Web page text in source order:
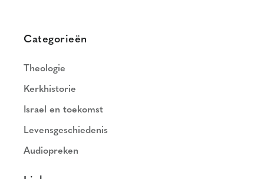
Categorieën
Theologie
Kerkhistorie
Israel en toekomst
Levensgeschiedenis
Audiopreken